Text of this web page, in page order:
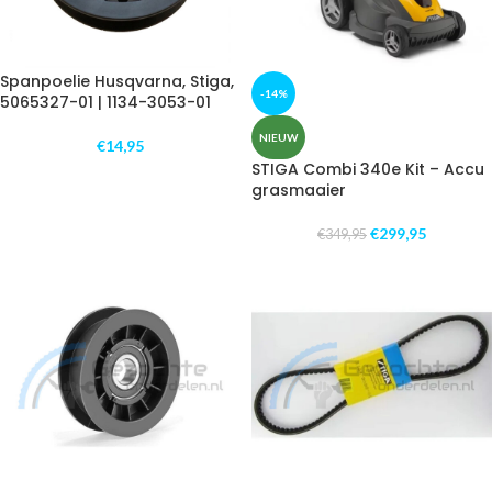
Spanpoelie Husqvarna, Stiga,
5065327-01 | 1134-3053-01
€14,95
-14%
NIEUW
STIGA Combi 340e Kit – Accu
grasmaaier
€349,95 €299,95